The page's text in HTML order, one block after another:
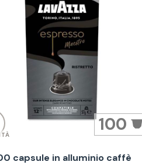
100
capsule in alluminio caffè